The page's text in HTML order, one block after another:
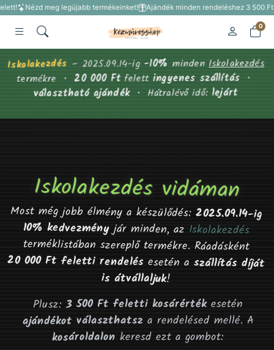
Nézd meg legújabb termékeinket! Ajándék minden rendeléshez 3 500 Ft felett!
0
Iskolakezdés – 2025.09.14-ig -10% mindenIskolakezdés
termékre • 20 000 Ftfelett ingyenes szállítás •
választható ajándék • Hátralévő idő:lejárt
Iskolakezdés vidáman
Most még jobb élmény a készülődés:2025.09.14-ig
10% kedvezményjár minden, az Iskolakezdés
terméklistában szereplő termékre. Ráadásként
20 000 Ft feletti rendelés esetén aszállítás díját
is átvállaljuk!
Plusz:3 500 Ft feletti kosárértékesetén
ajándékot választhatsz a rendelésed mellé. A
kosároldalon keresd ezt a gombot: